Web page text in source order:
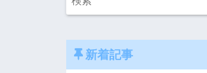
新着記事